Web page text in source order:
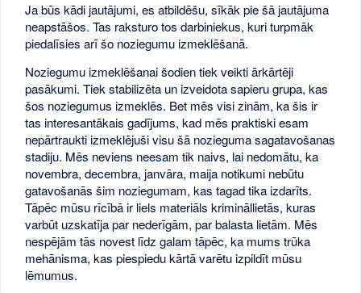
Ja būs kādi jautājumi, es atbildēšu, sīkāk pie šā jautājuma
neapstāšos. Tas raksturo tos darbiniekus, kuri turpmāk
piedalīsies arī šo noziegumu izmeklēšanā.
Noziegumu izmeklēšanai šodien tiek veikti ārkārtēji
pasākumi. Tiek stabilizēta un izveidota sapieru grupa, kas
šos noziegumus izmeklēs. Bet mēs visi zinām, ka šis ir
tas interesantākais gadījums, kad mēs praktiski esam
nepārtraukti izmeklējuši visu šā nozieguma sagatavošanas
stadiju. Mēs neviens neesam tik naivs, lai nedomātu, ka
novembra, decembra, janvāra, maija notikumi nebūtu
gatavošanās šim noziegumam, kas tagad tika izdarīts.
Tāpēc mūsu rīcībā ir liels materiāls krimināllietās, kuras
varbūt uzskatīja par nederīgām, par balasta lietām. Mēs
nespējām tās novest līdz galam tāpēc, ka mums trūka
mehānisma, kas piespiedu kārtā varētu izpildīt mūsu
lēmumus.